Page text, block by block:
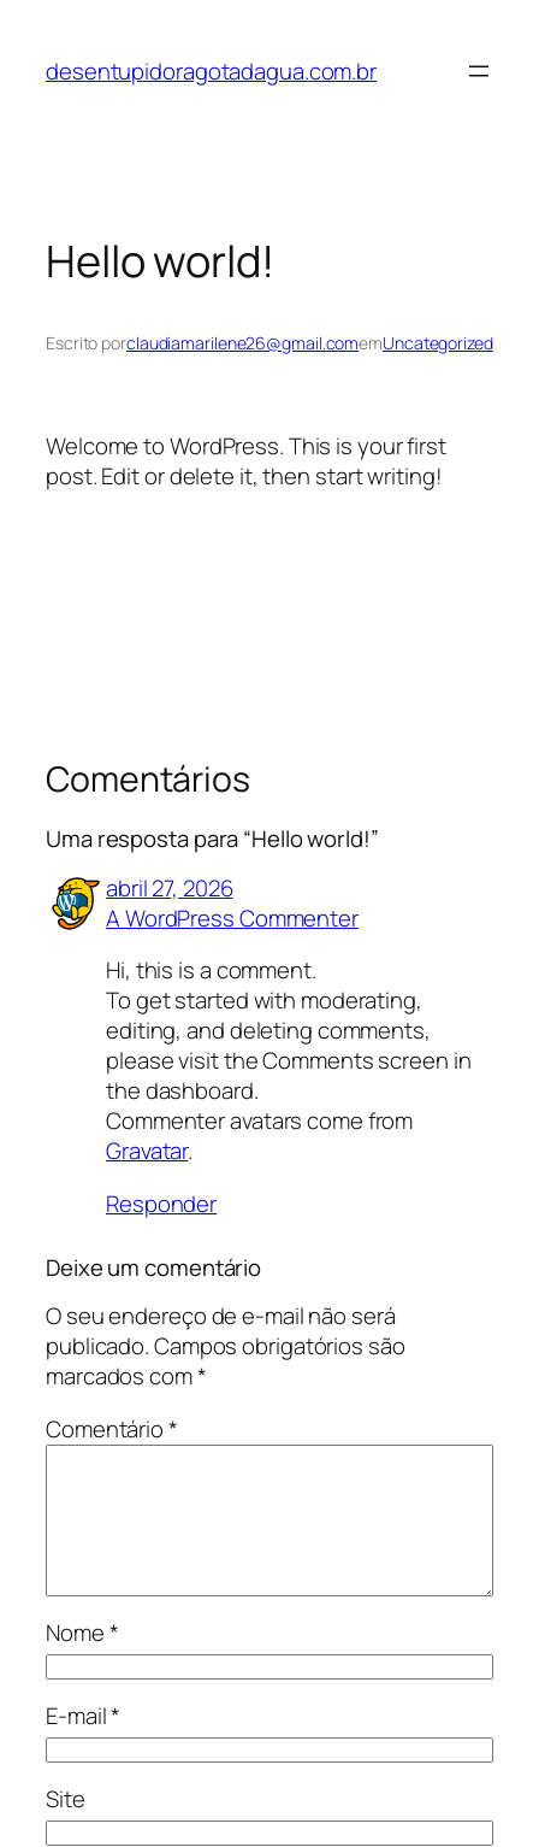
desentupidoragotadagua.com.br
Hello world!
Escrito porclaudiamarilene26@gmail.comemUncategorized
Welcome to WordPress. This is your first
post. Edit or delete it, then start writing!
Comentários
Uma resposta para “Hello world!”
abril 27, 2026
A WordPress Commenter
Hi, this is a comment.
To get started with moderating,
editing, and deleting comments,
please visit the Comments screen in
the dashboard.
Commenter avatars come from
Gravatar.
Responder
Deixe um comentário
O seu endereço de e-mail não será
publicado.Campos obrigatórios são
marcados com*
Comentário*
Nome*
E-mail*
Site